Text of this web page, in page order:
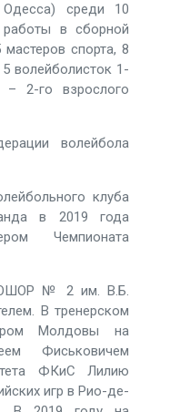
Одесса) среди 10
в сборной
спорта, 8
волейболисток 1-
2-го взрослого
волейбола
клуба
в 2019 года
Чемпионата
№ 2 им. В.Б.
В тренерском
Молдовы на
Фиськовичем
ФКиС Лилию
игр в Рио-де-